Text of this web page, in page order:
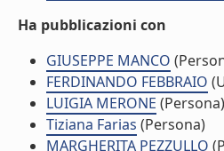
Ha pubblicazioni con
GIUSEPPE MANCO
FERDINANDO FEBBRAIO
LUIGIA MERONE (Persona)
Tiziana Farias (Persona)
MARGHERITA PEZZULLO